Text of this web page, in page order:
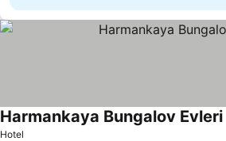
Hotel
Harmankaya Bungalov Evleri